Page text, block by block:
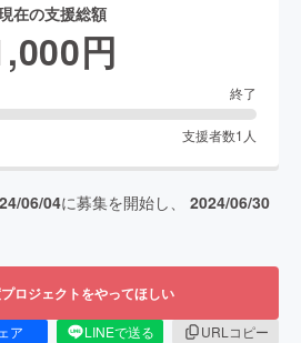
在の支援総額
円
終了
支援者数1 人
06/04に募集を開始し、 2024/06/30
ロジェクトをやってほしい
ア LINEで送る
URLコピー